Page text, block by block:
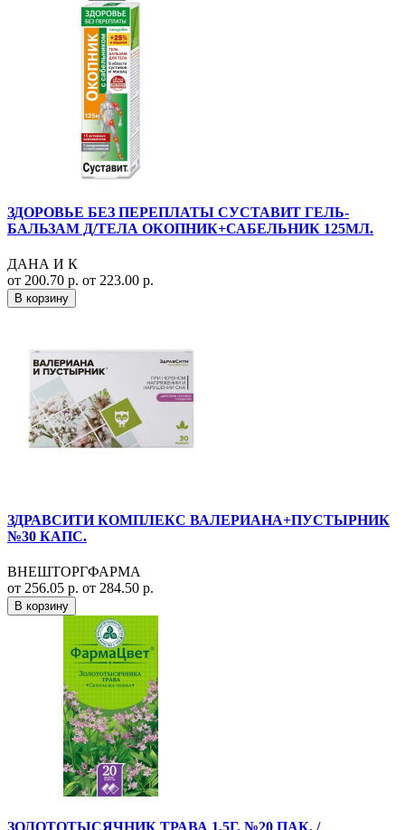
ЗДОРОВЬЕ БЕЗ ПЕРЕПЛАТЫ СУСТАВИТ ГЕЛЬ-
БАЛЬЗАМ Д/ТЕЛА ОКОПНИК+САБЕЛЬНИК 125МЛ.
ДАНА И К
от 200.70 р. от 223.00 р.
В корзину
ЗДРАВСИТИ КОМПЛЕКС ВАЛЕРИАНА+ПУСТЫРНИК
№30 КАПС.
ВНЕШТОРГФАРМА
от 256.05 р. от 284.50 р.
В корзину